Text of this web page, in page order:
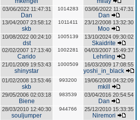
03/06/2022 11:47:31
Dan
1014283 03/06/2022 11:47:31
Dan
13/04/2007 23:58:12
skb
1011411 23/12/2008 13:32:30
Moo
10/08/2022 00:24:10
dst
1005139 13/10/2024 09:30:02
Skaidrite
02/02/2007 17:13:40
Carido
1002281 04/03/2007 15:49:37
Lehrling
21/01/2009 19:53:43
shinystar
1000509 16/03/2009 17:08:55
yoshi_in_black
01/02/2008 13:53:46
skb
993200 19/06/2008 04:32:09
mkill
29/05/2006 02:03:18
Biene
983539 03/04/2016 20:54:54
Dan
28/03/2010 12:40:30
souljumper
944766 25/12/2010 15:33:35
Niremori